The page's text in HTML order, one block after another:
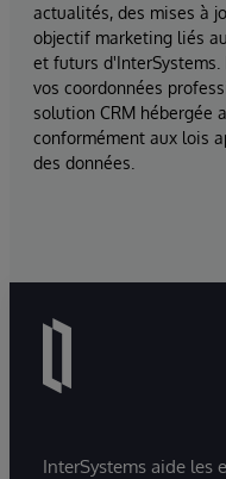
actualités, des mises à
objectif marketing liés
et futurs d'InterSystems.
vos coordonnées
solution CRM hébergée
conformément aux lois
des données.
InterSystems aide les